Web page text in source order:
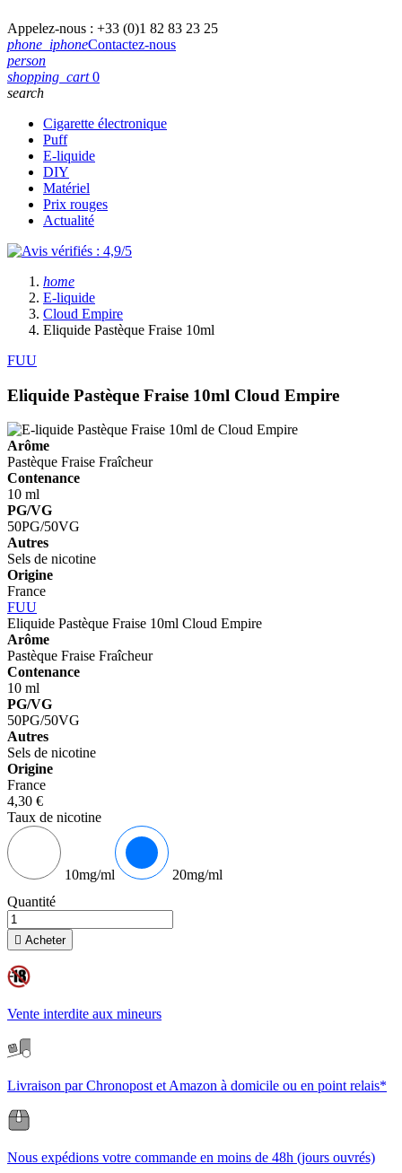
Appelez-nous : +33 (0)1 82 83 23 25
phone_iphoneContactez-nous
person
shopping_cart 0
search
Cigarette électronique
Puff
E-liquide
DIY
Matériel
Prix rouges
Actualité
home
E-liquide
Cloud Empire
Eliquide Pastèque Fraise 10ml
FUU
Eliquide Pastèque Fraise 10ml Cloud Empire
Arôme
Pastèque Fraise Fraîcheur
Contenance
10 ml
PG/VG
50PG/50VG
Autres
Sels de nicotine
Origine
France
FUU
Eliquide Pastèque Fraise 10ml Cloud Empire
Arôme
Pastèque Fraise Fraîcheur
Contenance
10 ml
PG/VG
50PG/50VG
Autres
Sels de nicotine
Origine
France
4,30 €
Taux de nicotine
10mg/ml
20mg/ml
Quantité
 Acheter
Vente interdite aux mineurs
Livraison par Chronopost et Amazon à domicile ou en point relais*
Nous expédions votre commande en moins de 48h (jours ouvrés)